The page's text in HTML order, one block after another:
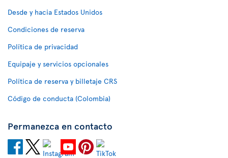
Desde y hacia Estados Unidos
Condiciones de reserva
Política de privacidad
Equipaje y servicios opcionales
Política de reserva y billetaje CRS
Código de conducta (Colombia)
Permanezca en contacto